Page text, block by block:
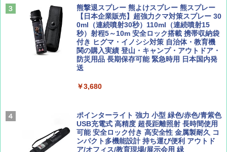
￥1,540
Coyote No.89 特集 星野道夫 夢見る旅
AIRLINE（エアライン）2026年9月号【特
集】ボーイング110周年を祝して！
球の歩き方A ヨーロッパ
￥2,479
A26 地球の歩き方 チェコ ポーランド スロヴ
ァキア 2026～2027 地球の歩き方A ヨーロッ
新しい日本地理 地図・統計・移動から読み
解く (講談社現代新書)
￥4,980
ENDLESS BASE 《めざましテレビで紹介》
テント ワンタッチ RENEW 幅200 2-3人用 43
500002(89232)
￥5,999
ーティング フルクローズ メッシュ 3-4人用
簡単設置 ポップアップテント エクルベージ
ュ(BC仕様) PATC-150B(EB)
熊撃退スプレー 熊よけスプレー 熊スプレー
【日本企業販売】超強力クマ対策スプレー 30
0ml（連続噴射30秒）110ml（連続噴射15
秒）射程5～10m 安全ロック搭載 携帯収納袋
付き ヒグマ・イノシシ対策 自治体・教育機
関の購入実績 登山・キャンプ・アウトドア・
防災用品 長期保存可能 緊急時用 日本国内発
送
￥3,680
ポインターライト 強力 小型 緑色/赤色/青紫色
USB充電式 高精度 超長距離照射 長時間使用
可能 安全ロック付き 高安全性 金属製耐久 コ
ンパクト多機能設計 持ち運び便利 アウトド
ア/オフィス/教育現場/展示会用 緑